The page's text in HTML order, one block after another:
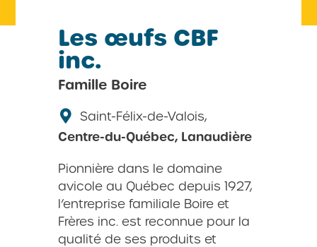
Les œufs CBF
inc.
Famille Boire
Saint-Félix-de-Valois,
Centre-du-Québec, Lanaudière
Pionnière dans le domaine
avicole au Québec depuis 1927,
l’entreprise familiale Boire et
Frères inc. est reconnue pour la
qualité de ses produits et